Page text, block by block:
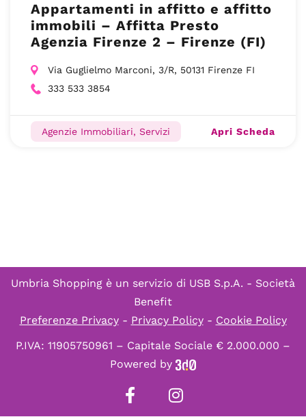
Appartamenti in affitto e affitto
immobili – Affitta Presto
Agenzia Firenze 2 – Firenze (FI)
Via Guglielmo Marconi, 3/R, 50131 Firenze FI
333 533 3854
Agenzie Immobiliari, Servizi Apri Scheda
Umbria Shopping è un servizio di USB S.p.A. - Società
Benefit
Preferenze Privacy- Privacy Policy- Cookie Policy
P.IVA: 11905750961 – Capitale Sociale € 2.000.000 –
Powered by